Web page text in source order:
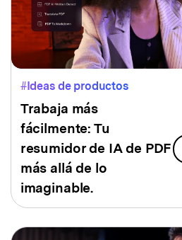
#Ideas de productos
Trabaja más
fácilmente: Tu
resumidor de IAde PDF
más allá de lo
imaginable.